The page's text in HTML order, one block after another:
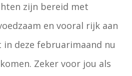
zijn bereid met
en vooral rijk aan
in deze februarimaand nu
Zeker voor jou als